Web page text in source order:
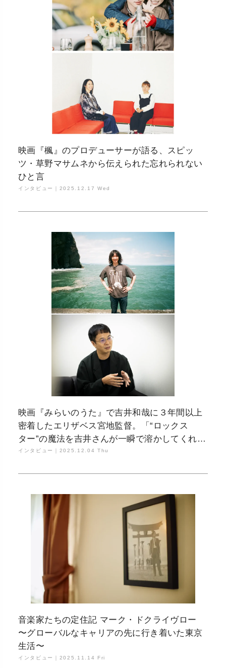
映画『楓』のプロデューサーが語る、スピッ
ツ・草野マサムネから伝えられた忘れられない
ひと言
インタビュー｜ 2025.12.17 Wed
映画『みらいのうた』で吉井和哉に３年間以上
密着したエリザベス宮地監督。「“ロックス
ター”の魔法を吉井さんが一瞬で溶かしてくれ
た」
インタビュー｜ 2025.12.04 Thu
音楽家たちの定住記 マーク・ドクライヴロー
〜グローバルなキャリアの先に行き着いた東京
生活〜
インタビュー｜ 2025.11.14 Fri